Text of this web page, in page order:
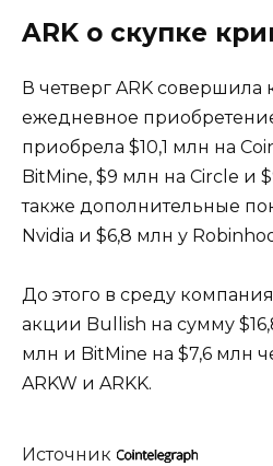
ARK о скупке
В четверг ARK
ежедневное
приобрела $10,1 млн на
BitMine, $9 млн на Circle и
также дополнительные
Nvidia и $6,8 млн у
До этого в среду
акции Bullish на сумму
млн и BitMine на $7,6 млн
ARKW и ARKK.
Источник